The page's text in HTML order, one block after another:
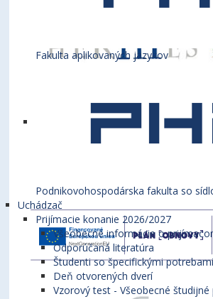
Fakulta aplikovaných jazykov
Podnikovohospodárska fakulta so
Uchádzač
Prijímacie konanie 2026/2027
Všeobecné informácie o
Odporúčaná literatúra
Študenti so špecifickými potrebami
Deň otvorených dverí
Vzorový test - Všeobecné študijné